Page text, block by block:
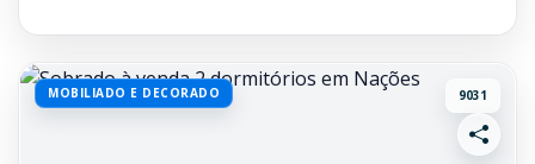
MOBILIADO E DECORADO 9031